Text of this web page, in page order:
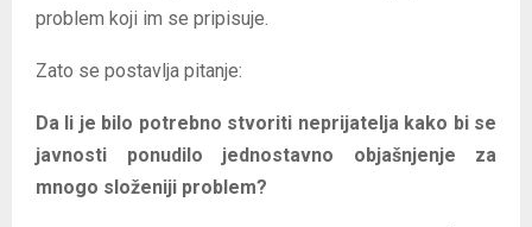
problem koji im se pripisuje.
Zato se postavlja pitanje:
Da li je bilo potrebno stvoriti neprijatelja kako bi se
javnosti ponudilo jednostavno objašnjenje za
mnogo složeniji problem?